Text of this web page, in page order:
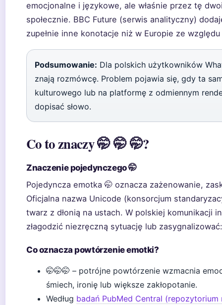
emocjonalne i językowe, ale właśnie przez tę
społecznie. BBC Future (serwis analityczny)
zupełnie inne konotacje niż w Europie ze
Podsumowanie: Dla polskich użytkowników
znają rozmówcę. Problem pojawia się, gdy ta
kulturowego lub na platformę z odmiennym
dopisać słowo.
Co to znaczy 🤭 🤭 🤭?
Znaczenie pojedynczego 🤭
Pojedyncza emotka 🤭 oznacza zażenowanie,
Oficjalna nazwa Unicode (konsorcjum
twarz z dłonią na ustach. W polskiej komunikacji
złagodzić niezręczną sytuację lub
Co oznacza powtórzenie emotki?
🤭🤭🤭 – potrójne powtórzenie wzmacnia
śmiech, ironię lub większe zakłopotanie.
Według badań PubMed Central (repozytorium